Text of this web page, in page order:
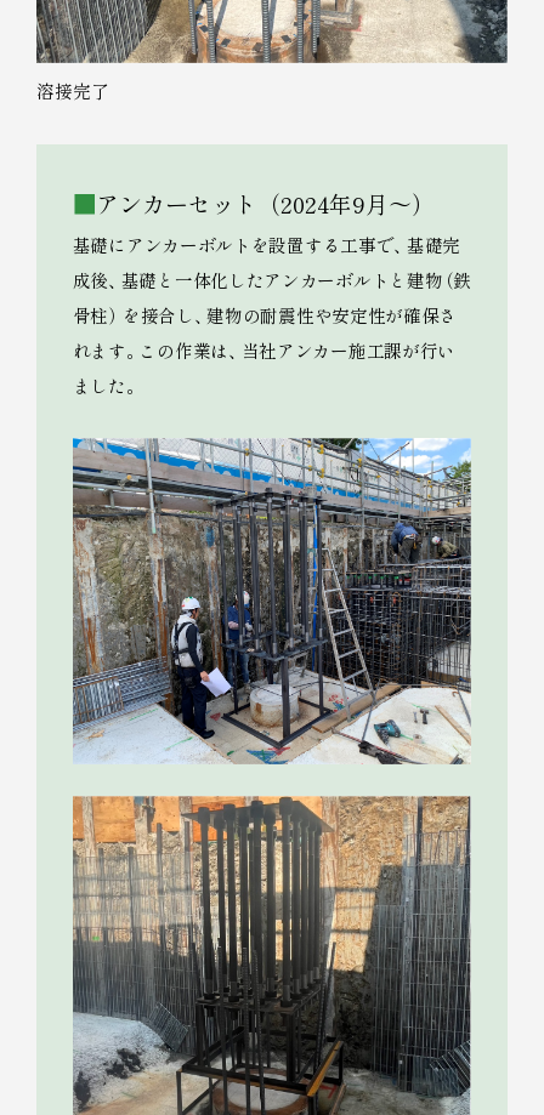
溶接完了
アンカーセット（2024年9月～）
基礎にアンカーボルトを設置する工事で、 基礎完
成後、 基礎と一体化したアンカーボルトと建物（鉄
骨柱）を接合し、建物の耐震性や安定性が確保さ
れます。 この作業は、 当社アンカー施工課が行い
ました。